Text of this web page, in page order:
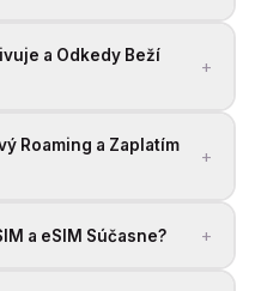
a Odkedy Beží
+
Roaming a Zaplatím
+
a eSIM Súčasne? +